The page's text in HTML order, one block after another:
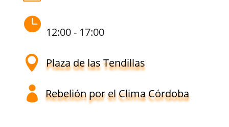
12:00 - 17:00
Plaza de las Tendillas
Rebelión por el Clima Córdoba